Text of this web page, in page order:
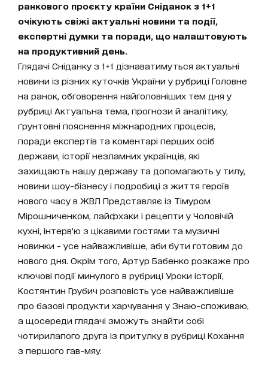
ранкового проєкту країни Сніданок з 1+1
очікують свіжі актуальні новини та події,
експертні думки та поради, що налаштовують
на продуктивний день.
Глядачі Сніданку з 1+1 дізнаватимуться актуальні
новини із різних куточків України у рубриці Головне
на ранок, обговорення найголовніших тем дня у
рубриці Актуальна тема, прогнози й аналітику,
ґрунтовні пояснення міжнародних процесів,
поради експертів та коментарі перших осіб
держави, історії незламних українців, які
захищають нашу державу та допомагають у тилу,
новини шоу-бізнесу і подробиці з життя героїв
нового часу в ЖВЛ Представляє із Тімуром
Мірошниченком, лайфхаки і рецепти у Чоловічій
кухні, інтерв’ю з цікавими гостями та музичні
новинки - усе найважливіше, аби бути готовим до
нового дня. Окрім того, Артур Бабенко розкаже про
ключові події минулого в рубриці Уроки історії,
Костянтин Грубич розповість усе найважливіше
про базові продукти харчування у Знаю-споживаю,
а щосереди глядачі зможуть знайти собі
чотирилапого друга із притулку в рубриці Кохання
з першого гав-мяу.